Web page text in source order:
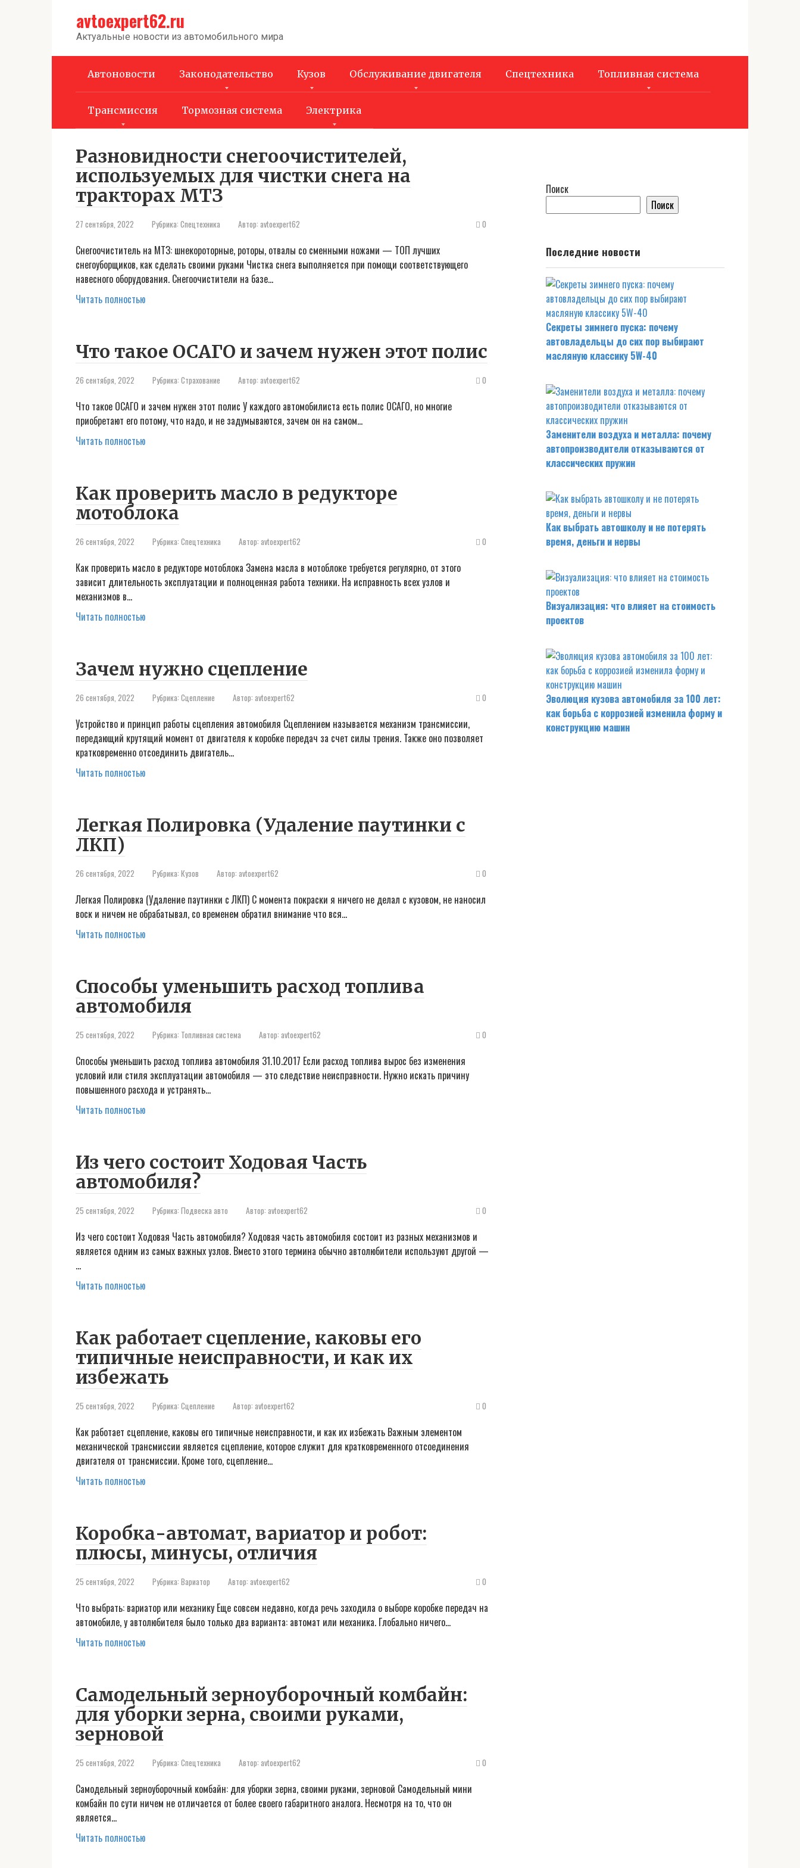
avtoexpert62.ru
Актуальные новости из автомобильного мира
Автоновости Законодательство Кузов Обслуживание двигателя Спецтехника Топливная система
Трансмиссия Тормозная система Электрика
Разновидности снегоочистителей,
используемых для чистки снега на
тракторах МТЗ
27 сентября, 2022 Рубрика: Спецтехника Автор: avtoexpert62 0
Снегоочиститель на МТЗ: шнекороторные, роторы, отвалы со сменными ножами — ТОП лучших
снегоуборщиков, как сделать своими руками Чистка снега выполняется при помощи соответствующего
навесного оборудования. Снегоочистители на базе…
Читать полностью
Что такое ОСАГО и зачем нужен этот полис
26 сентября, 2022 Рубрика: Страхование Автор: avtoexpert62 0
Что такое ОСАГО и зачем нужен этот полис У каждого автомобилиста есть полис ОСАГО, но многие
приобретают его потому, что надо, и не задумываются, зачем он на самом…
Читать полностью
Как проверить масло в редукторе
мотоблока
26 сентября, 2022 Рубрика: Спецтехника Автор: avtoexpert62 0
Как проверить масло в редукторе мотоблока Замена масла в мотоблоке требуется регулярно, от этого
зависит длительность эксплуатации и полноценная работа техники. На исправность всех узлов и
механизмов в…
Читать полностью
Зачем нужно сцепление
26 сентября, 2022 Рубрика: Сцепление Автор: avtoexpert62 0
Устройство и принцип работы сцепления автомобиля Сцеплением называется механизм трансмиссии,
передающий крутящий момент от двигателя к коробке передач за счет силы трения. Также оно позволяет
кратковременно отсоединить двигатель…
Читать полностью
Легкая Полировка (Удаление паутинки с
ЛКП)
26 сентября, 2022 Рубрика: Кузов Автор: avtoexpert62 0
Легкая Полировка (Удаление паутинки с ЛКП) С момента покраски я ничего не делал с кузовом, не наносил
воск и ничем не обрабатывал, со временем обратил внимание что вся…
Читать полностью
Способы уменьшить расход топлива
автомобиля
25 сентября, 2022 Рубрика: Топливная система Автор: avtoexpert62 0
Способы уменьшить расход топлива автомобиля 31.10.2017 Если расход топлива вырос без изменения
условий или стиля эксплуатации автомобиля — это следствие неисправности. Нужно искать причину
повышенного расхода и устранять…
Читать полностью
Из чего состоит Ходовая Часть
автомобиля?
25 сентября, 2022 Рубрика: Подвеска авто Автор: avtoexpert62 0
Из чего состоит Ходовая Часть автомобиля? Ходовая часть автомобиля состоит из разных механизмов и
является одним из самых важных узлов. Вместо этого термина обычно автолюбители используют другой —
…
Читать полностью
Как работает сцепление, каковы его
типичные неисправности, и как их
избежать
25 сентября, 2022 Рубрика: Сцепление Автор: avtoexpert62 0
Как работает сцепление, каковы его типичные неисправности, и как их избежать Важным элементом
механической трансмиссии является сцепление, которое служит для кратковременного отсоединения
двигателя от трансмиссии. Кроме того, сцепление…
Читать полностью
Коробка-автомат, вариатор и робот:
плюсы, минусы, отличия
25 сентября, 2022 Рубрика: Вариатор Автор: avtoexpert62 0
Что выбрать: вариатор или механику Еще совсем недавно, когда речь заходила о выборе коробке передач на
автомобиле, у автолюбителя было только два варианта: автомат или механика. Глобально ничего…
Читать полностью
Самодельный зерноуборочный комбайн:
для уборки зерна, своими руками,
зерновой
25 сентября, 2022 Рубрика: Спецтехника Автор: avtoexpert62 0
Самодельный зерноуборочный комбайн: для уборки зерна, своими руками, зерновой Самодельный мини
комбайн по сути ничем не отличается от более своего габаритного аналога. Несмотря на то, что он
является…
Читать полностью
Поиск
Поиск
Последние новости
Секреты зимнего пуска: почему
автовладельцы до сих пор выбирают
масляную классику 5W-40
Заменители воздуха и металла: почему
автопроизводители отказываются от
классических пружин
Как выбрать автошколу и не потерять
время, деньги и нервы
Визуализация: что влияет на стоимость
проектов
Эволюция кузова автомобиля за 100 лет:
как борьба с коррозией изменила форму и
конструкцию машин